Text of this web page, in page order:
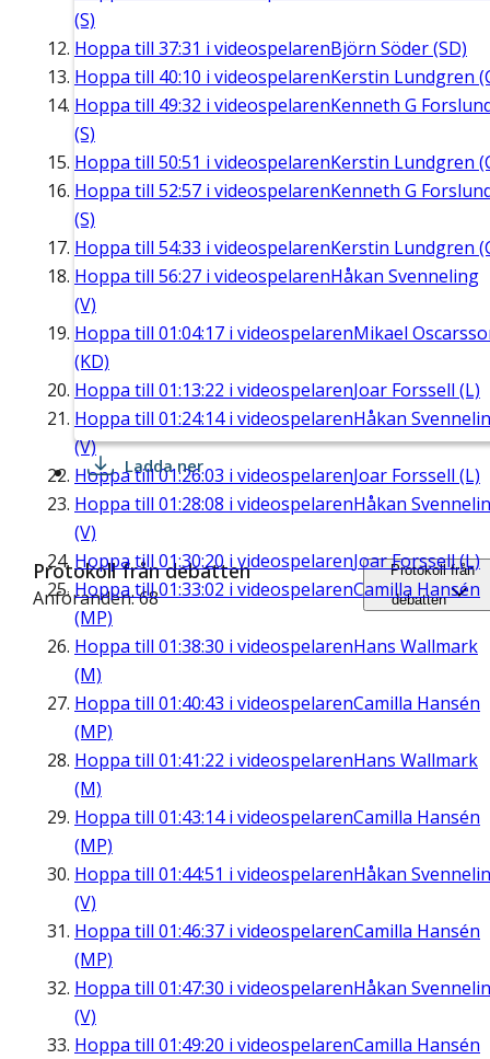
(S)
Hoppa till 37:31 i videospelarenBjörn Söder (SD)
Hoppa till 40:10 i videospelarenKerstin Lundgren
Hoppa till 49:32 i videospelarenKenneth G
(S)
Hoppa till 50:51 i videospelarenKerstin Lundgren
Hoppa till 52:57 i videospelarenKenneth G
(S)
Hoppa till 54:33 i videospelarenKerstin Lundgren
Hoppa till 56:27 i videospelarenHåkan Svenneling
(V)
Hoppa till 01:04:17 i videospelarenMikael
(KD)
Hoppa till 01:13:22 i videospelarenJoar Forssell (L)
Hoppa till 01:24:14i videospelarenHåkan
(V)
Hoppa till01:26:03 i videospelarenJoar Forssell (L)
Hoppa till 01:28:08 i videospelarenHåkan
(V)
Hoppa till 01:30:20 i videospelarenJoar Forssell (L)
Hoppa till01:33:02 i videospelarenCamilla Hansén
(MP)
Hoppa till 01:38:30 i videospelarenHans Wallmark
(M)
Hoppa till 01:40:43 i videospelarenCamilla Hansén
(MP)
Hoppa till 01:41:22 i videospelarenHans Wallmark
(M)
Hoppa till 01:43:14i videospelarenCamilla Hansén
(MP)
Hoppa till 01:44:51 i videospelarenHåkan
(V)
Hoppa till 01:46:37 i videospelarenCamilla Hansén
(MP)
Hoppa till 01:47:30 i videospelarenHåkan
(V)
Hoppa till 01:49:20 i videospelarenCamilla Hansén
Ladda ner
Protokoll från debatten
Anföranden: 68
Protokoll från
debatten